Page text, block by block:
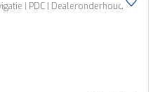
| PDC | Dealeronderhouden |